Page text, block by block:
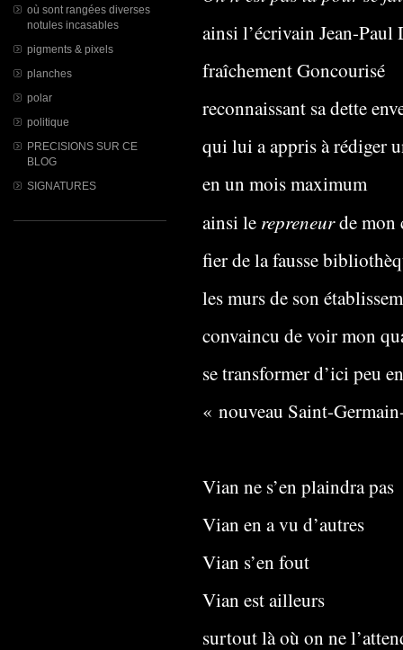
où sont rangées diverses
notules incasables
pigments & pixels
planches
polar
politique
PRECISIONS SUR CE
BLOG
SIGNATURES
ainsi l’écrivain Jean-Paul
fraîchement Goncourisé
reconnaissant sa dette
qui lui a appris à rédiger
en un mois maximum
ainsi le repreneurde mon
fier de la fausse
les murs de son
convaincu de voir mon
se transformer d’ici peu
« nouveau Saint-
Vian ne s’en plaindra pas
Vian en a vu d’autres
Vian s’en fout
Vian est ailleurs
surtout là où on ne